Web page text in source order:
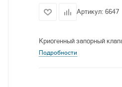
Артикул: 6647
Криогенный запорный
Подробности